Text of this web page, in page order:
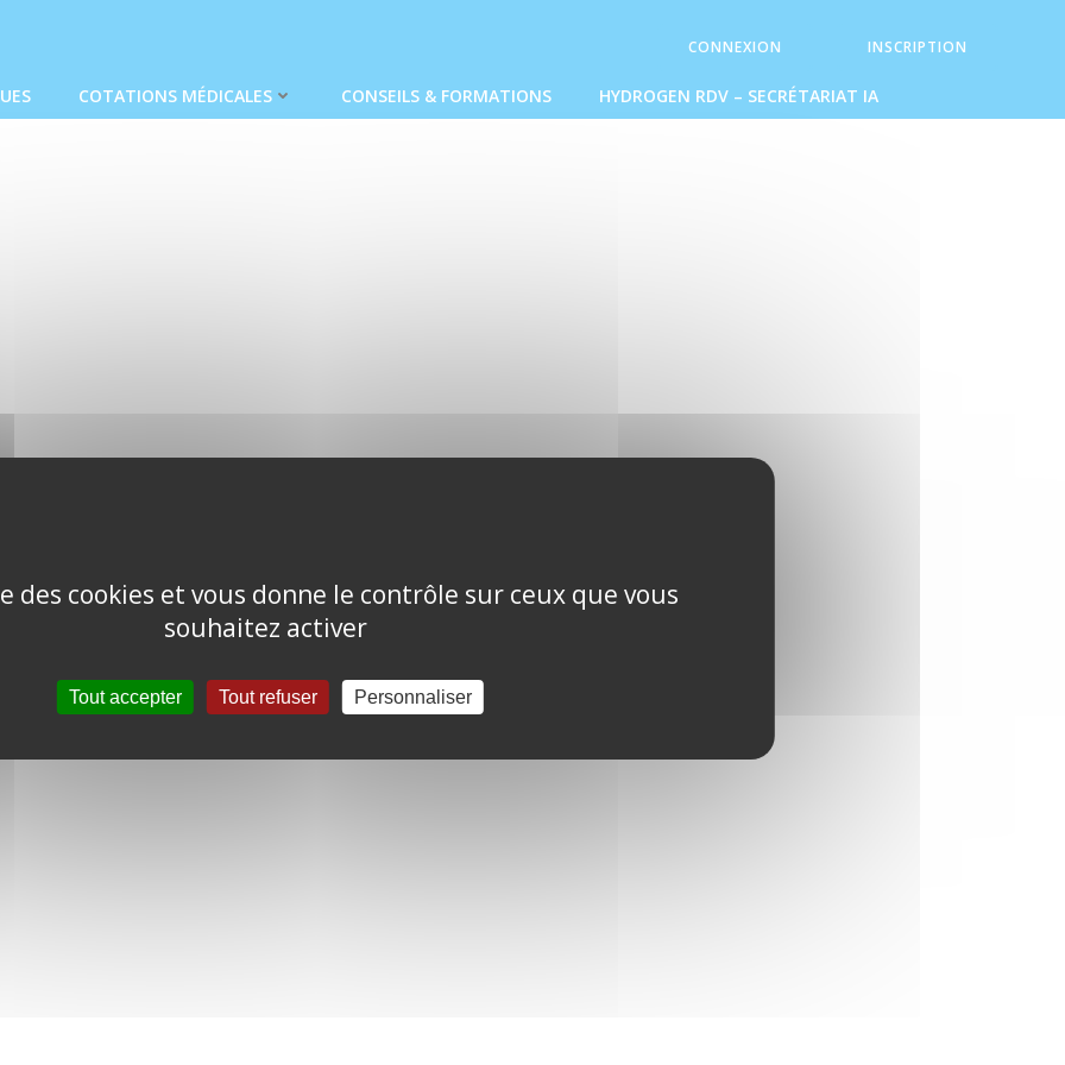
CONNEXION INSCRIPTION
COTATIONS MÉDICALES CONSEILS & FORMATIONS HYDROGEN RDV – SECRÉTARIAT IA
des cookies et vous donne le contrôle sur ceux que vous
souhaitez activer
Tout accepter Tout refuser Personnaliser